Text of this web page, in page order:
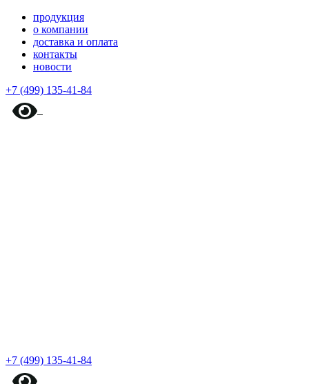
продукция
о компании
доставка и оплата
контакты
новости
+7 (499) 135-41-84
+7 (499) 135-41-84